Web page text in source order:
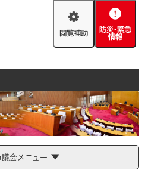
閲
助
防
緊
情
報
AED設置箇所
とじる
会メニュー